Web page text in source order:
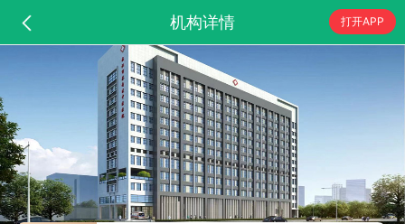
机构详情 打开APP